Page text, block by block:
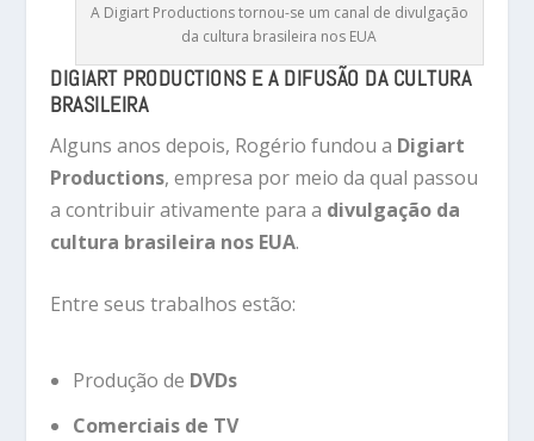
A Digiart Productions tornou-se um canal de divulgação
da cultura brasileira nos EUA
DIGIART PRODUCTIONS E A DIFUSÃO DA CULTURA
BRASILEIRA
Alguns anos depois, Rogério fundou a Digiart
Productions, empresa por meio da qual passou
a contribuir ativamente para a divulgação da
cultura brasileira nos EUA.
Entre seus trabalhos estão:
Produção de DVDs
Comerciais de TV